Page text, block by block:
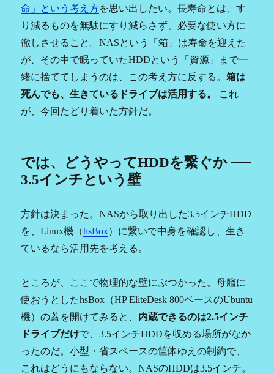
命」という考え方を思い出したい。長寿命とは、す
り減るものを無駄にすり減らさず、必要な使い方に
徹しさせること。NASという「箱」は寿命を迎えた
が、その中で眠っていたHDDという「資源」まで一
緒に捨ててしまうのは、この考え方に反する。箱は
死んでも、生きているドライブは活用する。
これ
が、今回たどり着いた方針だ。
では、どうやってHDDを繋ぐか ──
3.5インチという壁
方針は決まった。NASから取り出した3.5インチHDD
を、Linux機（hsBox）に繋いで中身を確認し、生き
ているなら活用先を考える。
ところが、ここで物理的な壁にぶつかった。母艦に
使おうとしたhsBox（HP EliteDesk 800ベースのUbuntu
機）の蓋を開けてみると、 内蔵できるのは2.5インチ
ドライブだけで、3.5インチHDDを収める場所がなか
ったのだ。小型・省スペースの筐体ゆえの制約で、
これはどうにもならない。NASのHDDは3.5インチ。